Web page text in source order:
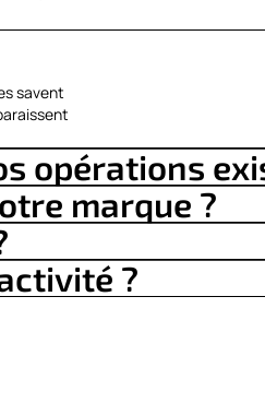
savent
opérations
marque ?
?